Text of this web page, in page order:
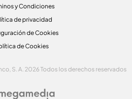
y Condiciones
de privacidad
de Cookies
de Cookies
S. A. 2026 Todos los derechos reservados